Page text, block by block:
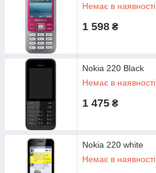
Немає в наявності
1 598 ₴
Nokia 220 Black
Немає в наявності
1 475 ₴
Nokia 220 white
Немає в наявності